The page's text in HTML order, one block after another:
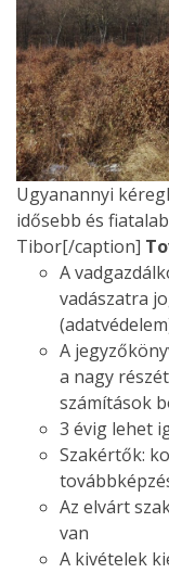
Ugyanannyi
idősebb és
Tibor[/caption]
A
vadászatra
A
a nagy
számítások
3 évig lehet
Szakértők:
Az elvárt
van
A kivételek